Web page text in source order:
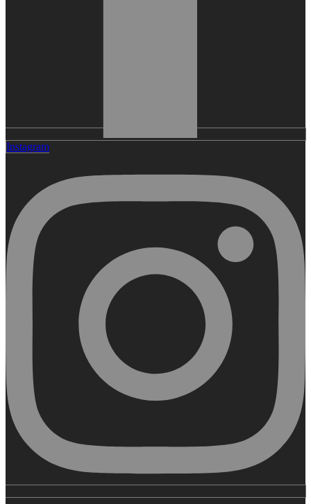
Instagram